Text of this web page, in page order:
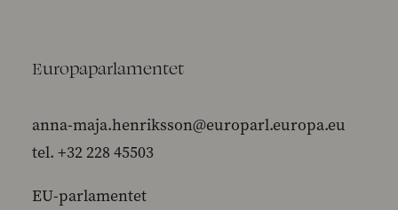
Europaparlamentet
anna-maja.henriksson@europarl.europa.eu
tel. +32 228 45503
EU-parlamentet